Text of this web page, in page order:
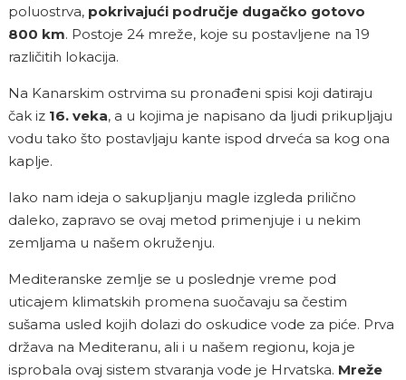
poluostrva, pokrivajući područje dugačko gotovo
800 km. Postoje 24 mreže, koje su postavljene na 19
različitih lokacija.
Na Kanarskim ostrvima su pronađeni spisi koji datiraju
čak iz 16. veka, a u kojima je napisano da ljudi prikupljaju
vodu tako što postavljaju kante ispod drveća sa kog ona
kaplje.
Iako nam ideja o sakupljanju magle izgleda prilično
daleko, zapravo se ovaj metod primenjuje i u nekim
zemljama u našem okruženju.
Mediteranske zemlje se u poslednje vreme pod
uticajem klimatskih promena suočavaju sa čestim
sušama usled kojih dolazi do oskudice vode za piće. Prva
država na Mediteranu, ali i u našem regionu, koja je
isprobala ovaj sistem stvaranja vode je Hrvatska. Mreže